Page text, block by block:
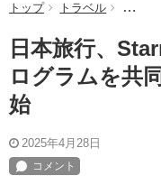
トップ トラベル 日本
日本旅行、
ログラムを共
始
2025年4月28日